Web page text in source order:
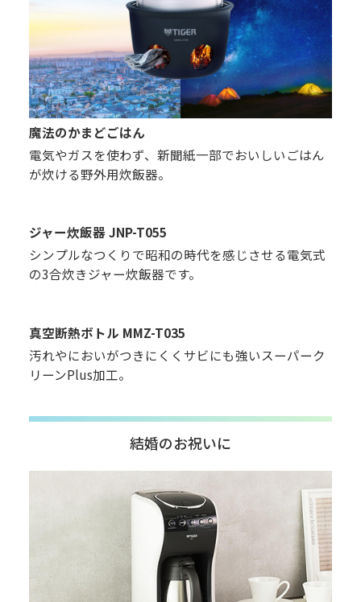
魔法のかまどごはん
電気やガスを使わず、新聞紙一部でおいしいごはん
が炊ける野外用炊飯器。
ジャー炊飯器 JNP-T055
シンプルなつくりで昭和の時代を感じさせる電気式
の3合炊きジャー炊飯器です。
真空断熱ボトル MMZ-T035
汚れやにおいがつきにくくサビにも強いスーパーク
リーンPlus加工。
結婚のお祝いに